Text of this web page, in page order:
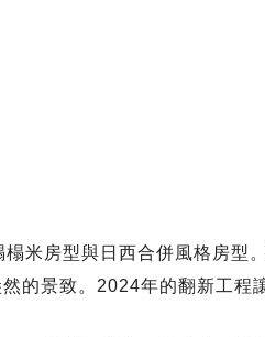
米房型與日西合併風格房型
的景致。2024年的翻新工程